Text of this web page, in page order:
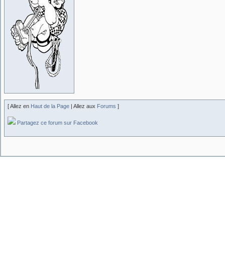
[ Allez en Haut de la Page | Allez aux Forums ]
Partagez ce forum sur Facebook